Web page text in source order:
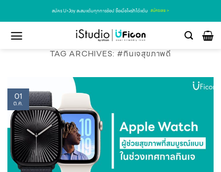
สมัคร U•Joy สะสมแต้มทุกการช้อป ซื้อเมื่อไหร่ก็ได้แต้ม สมัครเลย >
TAG ARCHIVES: #กินเจสุขภาพดี
01
ต.ค.